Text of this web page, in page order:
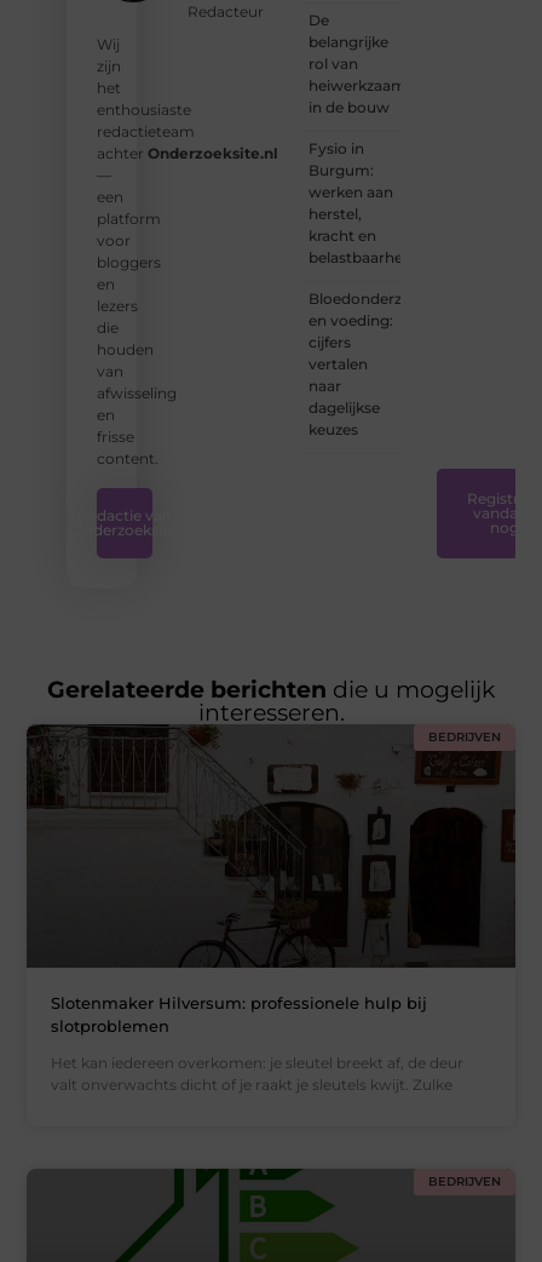
Redacteur
Wij
zijn
het
enthousiaste
redactieteam
achter Onderzoeksite.nl
—
een
platform
voor
bloggers
en
lezers
die
houden
van
afwisseling
en
frisse
content.
Redactie van
Onderzoeksite
De
belangrijke
rol van
heiwerkzaamheden
in de bouw
Fysio in
Burgum:
werken aan
herstel,
kracht en
belastbaarheid
Bloedonderzoek
en voeding:
cijfers
vertalen
naar
dagelijkse
keuzes
Registreer
vandaag
nog
Gerelateerde berichten die u mogelijk
interesseren.
BEDRIJVEN
Slotenmaker Hilversum: professionele hulp bij
slotproblemen
Het kan iedereen overkomen: je sleutel breekt af, de deur
valt onverwachts dicht of je raakt je sleutels kwijt. Zulke
BEDRIJVEN